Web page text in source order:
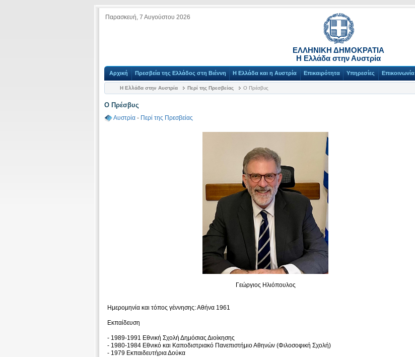
Παρασκευή, 7 Αυγούστου 2026
ΕΛΛΗΝΙΚΗ ΔΗΜΟΚΡΑΤΙΑ
Η Ελλάδα στην Αυστρία
Αρχική Πρεσβεία της Ελλάδος στη Βιέννη Η Ελλάδα και η Αυστρία Επικαιρότητα Υπηρεσίες Επικοινωνία
Η Ελλάδα στην Αυστρία Περί της Πρεσβείας O Πρέσβυς
O Πρέσβυς
Αυστρία - Περί της Πρεσβείας
Γεώργιος Ηλιόπουλος
Ημερομηνία και τόπος γέννησης: Αθήνα 1961
Εκπαίδευση
- 1989-1991 Εθνική Σχολή Δημόσιας Διοίκησης
- 1980-1984 Εθνικό και Καποδιστριακό Πανεπιστήμιο Αθηνών (Φιλοσοφική Σχολή)
- 1979 Εκπαιδευτήρια Δούκα